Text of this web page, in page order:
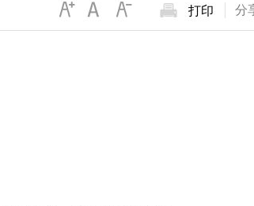
打印 分